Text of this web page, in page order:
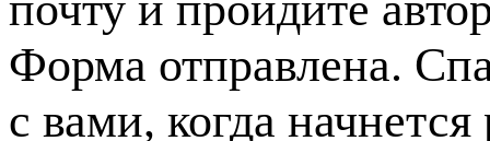
Форма отправлена.
с вами, когда